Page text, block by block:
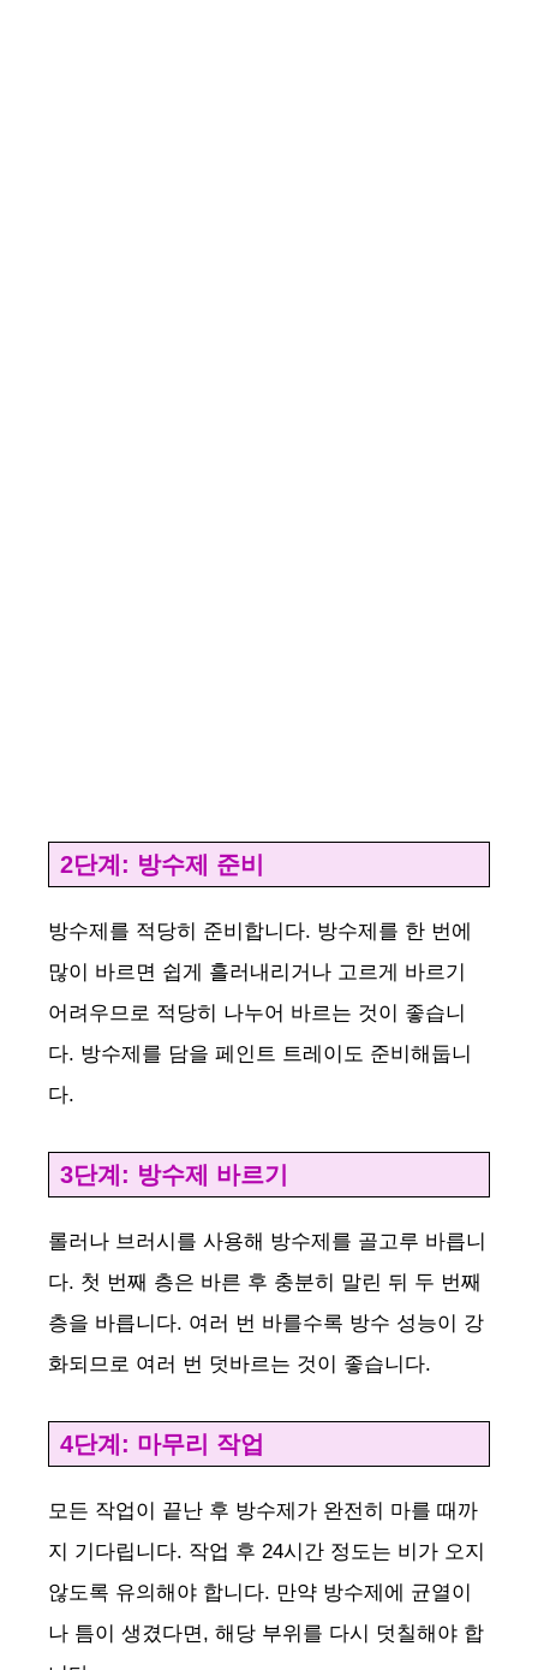
2단계: 방수제 준비
방수제를 적당히 준비합니다. 방수제를 한 번에
많이 바르면 쉽게 흘러내리거나 고르게 바르기
어려우므로 적당히 나누어 바르는 것이 좋습니
다. 방수제를 담을 페인트 트레이도 준비해둡니
다.
3단계: 방수제 바르기
롤러나 브러시를 사용해 방수제를 골고루 바릅니
다. 첫 번째 층은 바른 후 충분히 말린 뒤 두 번째
층을 바릅니다. 여러 번 바를수록 방수 성능이 강
화되므로 여러 번 덧바르는 것이 좋습니다.
4단계: 마무리 작업
모든 작업이 끝난 후 방수제가 완전히 마를 때까
지 기다립니다. 작업 후 24시간 정도는 비가 오지
않도록 유의해야 합니다. 만약 방수제에 균열이
나 틈이 생겼다면, 해당 부위를 다시 덧칠해야 합